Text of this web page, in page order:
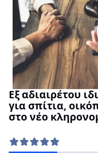
Εξ αδιαιρέτου
για σπίτια,
στο νέο